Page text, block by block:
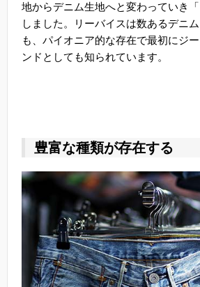
地からデニム生地へと変わっていき
しました。リーバイスは数あるデニ
も、パイオニア的な存在で最初にジ
ンドとしても知られています。
豊富な種類が存在する